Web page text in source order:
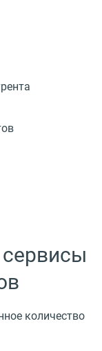
количество